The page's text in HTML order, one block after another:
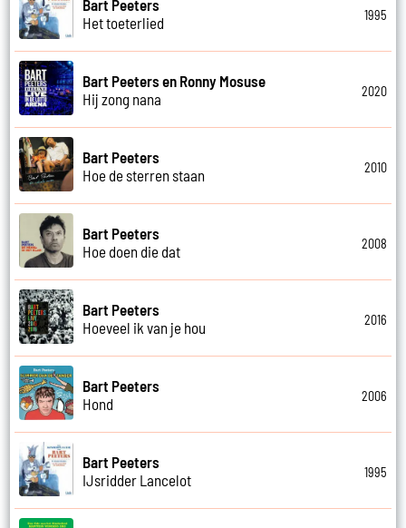
Bart Peeters
Het toeterlied
1995
Bart Peeters en Ronny Mosuse
Hij zong nana
2020
Bart Peeters
Hoe de sterren staan
2010
Bart Peeters
Hoe doen die dat
2008
Bart Peeters
Hoeveel ik van je hou
2016
Bart Peeters
Hond
2006
Bart Peeters
IJsridder Lancelot
1995